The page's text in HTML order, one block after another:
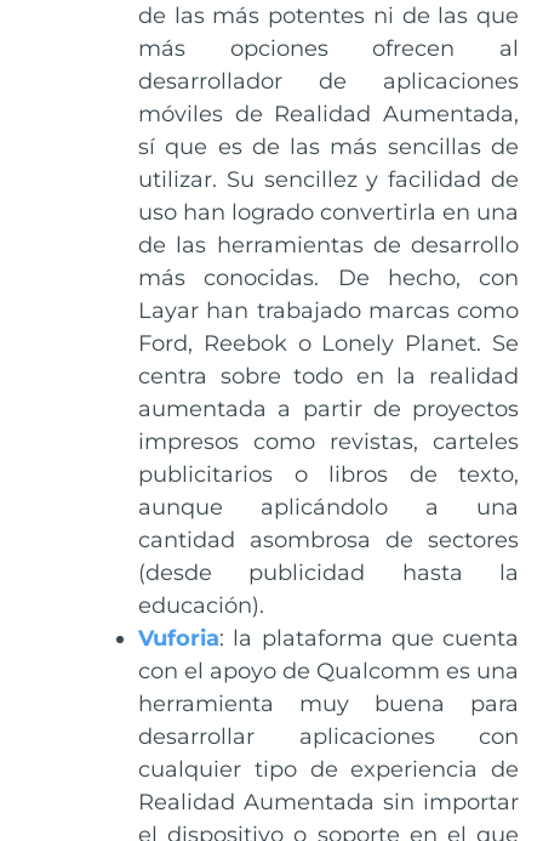
de las más potentes ni de las que
más opciones ofrecen al
desarrollador de aplicaciones
móviles de Realidad Aumentada,
sí que es de las más sencillas de
utilizar. Su sencillez y facilidad de
uso han logrado convertirla en una
de las herramientas de desarrollo
más conocidas. De hecho, con
Layar han trabajado marcas como
Ford, Reebok o Lonely Planet. Se
centra sobre todo en la realidad
aumentada a partir de proyectos
impresos como revistas, carteles
publicitarios o libros de texto,
aunque aplicándolo a una
cantidad asombrosa de sectores
(desde publicidad hasta la
educación).
Vuforia: la plataforma que cuenta
con el apoyo de Qualcomm es una
herramienta muy buena para
desarrollar aplicaciones con
cualquier tipo de experiencia de
Realidad Aumentada sin importar
el dispositivo o soporte en el que